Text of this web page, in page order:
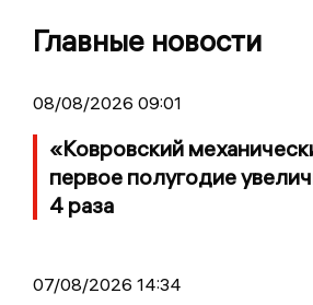
Главные новости
08/08/2026 09:01
«Ковровский
первое полугодие
4 раза
07/08/2026 14:34